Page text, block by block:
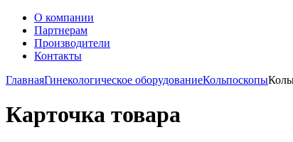
О компании
Партнерам
Производители
Контакты
ГлавнаяГинекологическое оборудованиеКольпоскопы
Карточка товара